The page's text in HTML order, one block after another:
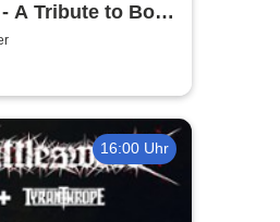
A Tribute to Bolt
16:00 Uhr